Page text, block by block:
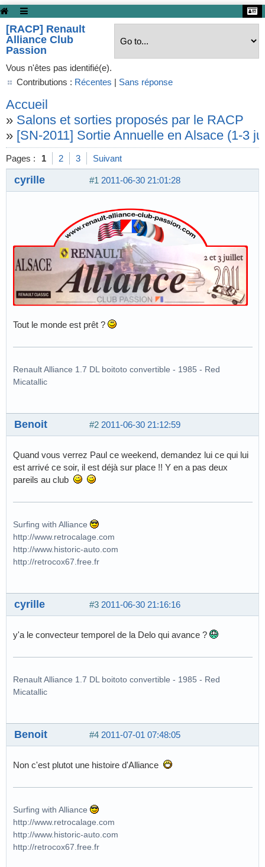
[RACP] Renault
Alliance Club
Passion
Vous n'êtes pas identifié(e).
Contributions : Récentes | Sans réponse
Accueil
» Salons et sorties proposés par le RACP
» [SN-2011] Sortie Annuelle en Alsace (1-3
Pages : 1 2 3 Suivant
#1 2011-06-30 21:01:28
cyrille
Tout le monde est prêt ?
Renault Alliance 1.7 DL boitoto convertible - 1985 - Red
Micatallic
#2 2011-06-30 21:12:59
Benoit
Quand vous verrez Paul ce weekend, demandez lui ce qui lui
est arrivé ce soir, il est déjà sur place !! Y en a pas deux
pareils au club
Surfing with Alliance
http://www.retrocalage.com
http://www.historic-auto.com
http://retrocox67.free.fr
#3 2011-06-30 21:16:16
cyrille
y'a le convecteur temporel de la Delo qui avance ?
Renault Alliance 1.7 DL boitoto convertible - 1985 - Red
Micatallic
#4 2011-07-01 07:48:05
Benoit
Non c'est plutot une histoire d'Alliance
Surfing with Alliance
http://www.retrocalage.com
http://www.historic-auto.com
http://retrocox67.free.fr